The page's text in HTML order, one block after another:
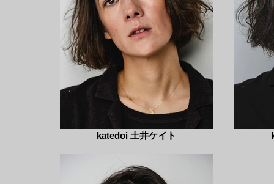
katedoi 土井ケイト